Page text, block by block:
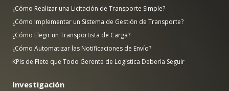
¿Cómo Realizar una Licitación de Transporte Simple?
¿Cómo Implementar un Sistema de Gestión de Transporte?
¿Cómo Elegir un Transportista de Carga?
¿Cómo Automatizar las Notificaciones de Envío?
KPIs de Flete que Todo Gerente de Logística Debería Seguir
Investigación